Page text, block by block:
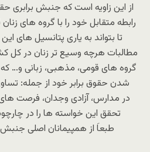
از این زاویه است که جنبش برابری
رابطه متقابل خود را با گروه های
تا بتواند به یاری پتانسیل های
مطالبات هرچه وسیع تر زنان در کل
گروه های قومی، مذهبی، زبانی و…
شدن حقوق برابر خود از جمله:
در مدارس، آزادی وجدان، فرصت
تحقق این خواسته ها را در
طبعاَ از همپیمانان اصلی جنبش